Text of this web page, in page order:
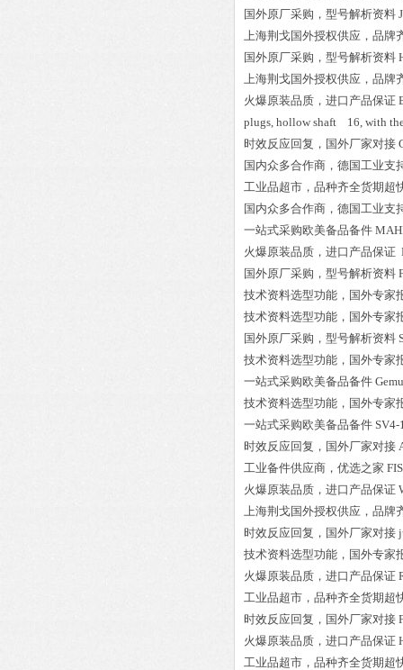
国外原厂采购，型号解析资料
上海荆戈国外授权供应，品牌
国外原厂采购，型号解析资料
上海荆戈国外授权供应，品牌
火爆原装品质，进口产品保证
plugs, hollow shaft 16, with
时效反应回复，国外厂家对接
国内众多合作商，德国工业支
工业品超市，品种齐全货期超
国内众多合作商，德国工业支
一站式采购欧美备品备件
火爆原装品质，进口产品保证
国外原厂采购，型号解析资料
技术资料选型功能，国外专家
技术资料选型功能，国外专家
国外原厂采购，型号解析资料
技术资料选型功能，国外专家
一站式采购欧美备品备件
技术资料选型功能，国外专家
一站式采购欧美备品备件
时效反应回复，国外厂家对接
工业备件供应商，优选之家
火爆原装品质，进口产品保证
上海荆戈国外授权供应，品牌
时效反应回复，国外厂家对接
技术资料选型功能，国外专家
火爆原装品质，进口产品保证
工业品超市，品种齐全货期超
时效反应回复，国外厂家对接
火爆原装品质，进口产品保证
工业品超市，品种齐全货期超